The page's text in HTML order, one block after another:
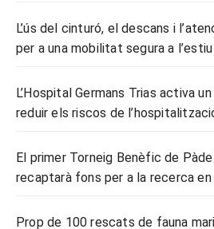
L’ús del cinturó, el descans i
per a una mobilitat segura a l’estiu
L’Hospital Germans Trias activa
reduir els riscos de
El primer Torneig Benèfic de
recaptarà fons per a la recerca
Prop de 100 rescats de fauna